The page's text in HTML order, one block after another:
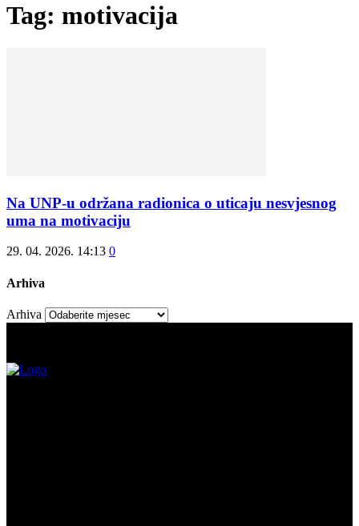
Tag: motivacija
Na UNP-u održana radionica o uticaju nesvjesnog
uma na motivaciju
29. 04. 2026. 14:13 0
Arhiva
Arhiva